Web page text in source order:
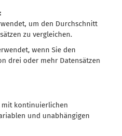
um den Durchschnitt
zu vergleichen.
wenn Sie den
drei oder mehr Datensätzen
mit kontinuierlichen
und unabhängigen